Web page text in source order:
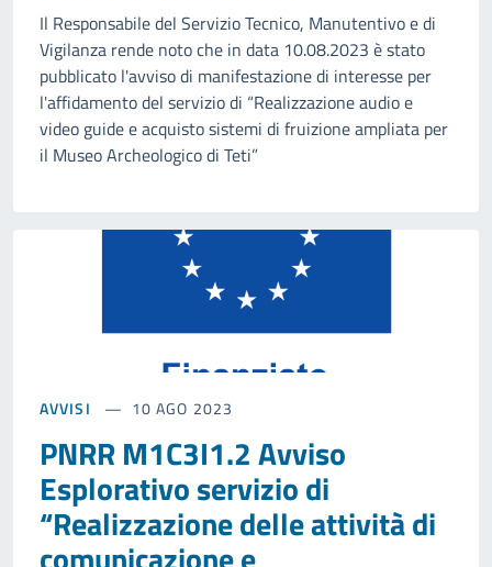
Il Responsabile del Servizio Tecnico, Manutentivo e di
Vigilanza rende noto che in data 10.08.2023 è stato
pubblicato l'avviso di manifestazione di interesse per
l'affidamento del servizio di “Realizzazione audio e
video guide e acquisto sistemi di fruizione ampliata per
il Museo Archeologico di Teti”
AVVISI 10 AGO 2023
PNRR M1C3I1.2 Avviso
Esplorativo servizio di
“Realizzazione delle attività di